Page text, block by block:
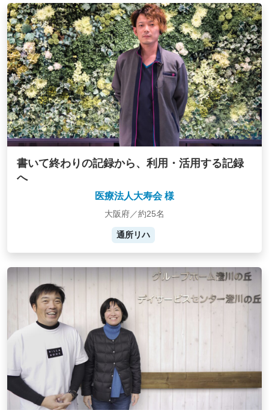
書いて終わりの記録から、利用・活用する記録
へ
医療法人大寿会 様
大阪府／約25名
通所リハ